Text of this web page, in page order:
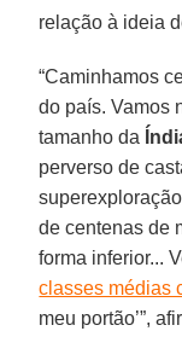
relação à ideia
“Caminhamos
do país. Vamos
tamanho da
perverso de
de centenas de
forma inferior...
classes médias
meu portão’”,